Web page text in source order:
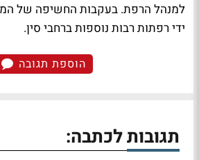
למנהל הרפת. בעקבות החשיפה של
ידי רפתות רבות נוספות ברחבי סין.
הוספת תגובה
תגובות לכתבה: